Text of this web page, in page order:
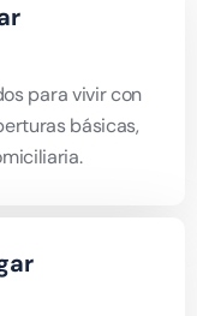
para vivir con
básicas,